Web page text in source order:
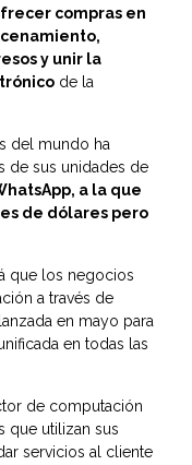
compras en
y unir la
de la
del mundo ha
de sus unidades de
a la que
de dólares pero
que los negocios
a través de
en mayo para
en todas las
de computación
que utilizan sus
servicios al cliente